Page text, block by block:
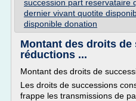
succession part reservataire
dernier vivant quotite
disponible donation
Montant des droits
réductions ...
Montant des droits de
Les droits de successions
frappe les transmissions de